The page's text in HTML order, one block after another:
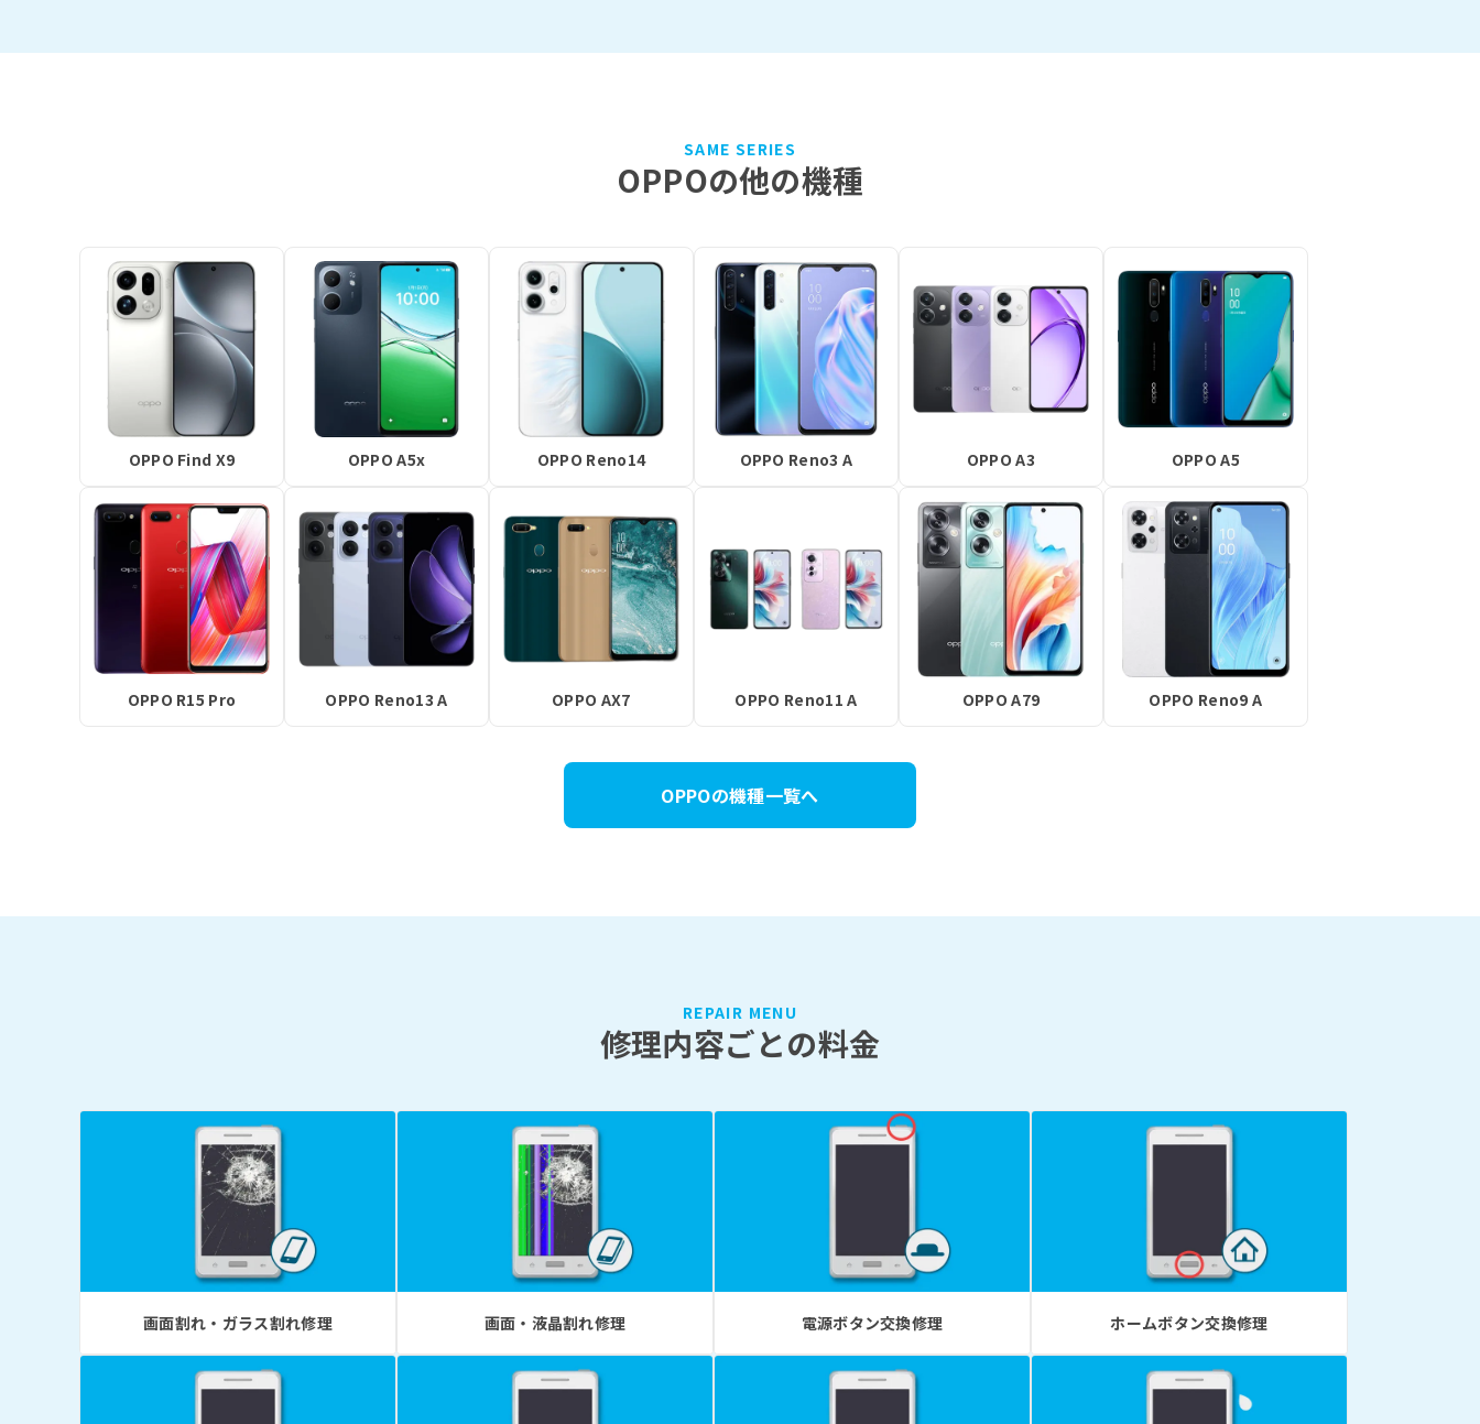
SAME SERIES
OPPOの他の機種
OPPO Find X9 OPPO A5x OPPO Reno14 OPPO Reno3 A OPPO A3 OPPO A5
OPPO R15 Pro OPPO Reno13 A OPPO AX7 OPPO Reno11 A OPPO A79 OPPO Reno9 A
OPPOの機種一覧へ
REPAIR MENU
修理内容ごとの料金
画面割れ・ガラス割れ修理 画面・液晶割れ修理 電源ボタン交換修理 ホームボタン交換修理